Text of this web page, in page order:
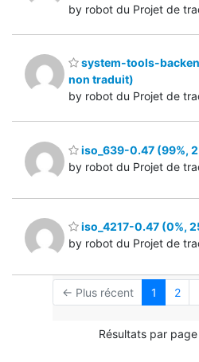
by robot du Projet de
system-tools-
non traduit)
by robot du Projet de
iso_639-0.47 (99%,
by robot du Projet de
iso_4217-0.47 (0%,
by robot du Projet de
← Plus récent 1 2
Résultats par page